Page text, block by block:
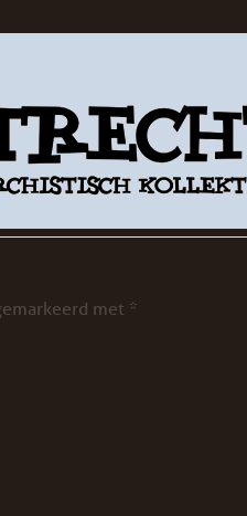
met *